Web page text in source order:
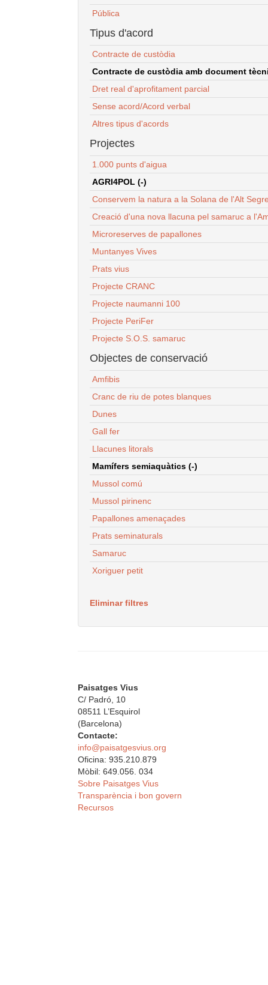
Pública
Tipus d'acord
Contracte de custòdia
Contracte de custòdia amb document
Dret real d'aprofitament parcial
Sense acord/Acord verbal
Altres tipus d'acords
Projectes
1.000 punts d'aigua
AGRI4POL (-)
Conservem la natura a la Solana de l'Alt
Creació d'una nova llacuna pel samaruc a
Microreserves de papallones
Muntanyes Vives
Prats vius
Projecte CRANC
Projecte naumanni 100
Projecte PeriFer
Projecte S.O.S. samaruc
Objectes de conservació
Amfibis
Cranc de riu de potes blanques
Dunes
Gall fer
Llacunes litorals
Mamífers semiaquàtics (-)
Mussol comú
Mussol pirinenc
Papallones amenaçades
Prats seminaturals
Samaruc
Xoriguer petit
Eliminar filtres
Paisatges Vius
C/ Padró, 10
08511 L’Esquirol
(Barcelona)
Contacte:
info@paisatgesvius.org
Oficina: 935.210.879
Mòbil: 649.056. 034
Sobre Paisatges Vius
Transparència i bon govern
Recursos